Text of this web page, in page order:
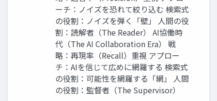
ーチ：ノイズを恐れて絞り込む 検索式
の役割：ノイズを弾く「壁」 人間の役
割：読解者（The Reader） AI協働時
代（The AI Collaboration Era） 戦
略：再現率（Recall）重視 アプロー
チ：AIを信じて広めに網羅する 検索式
の役割：可能性を網羅する「網」 人間
の役割：監督者（The Supervisor）